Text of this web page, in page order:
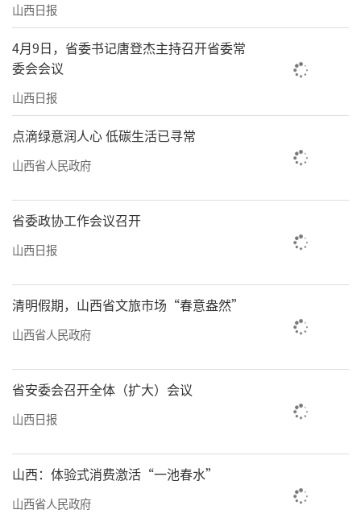
山西日报
4月9日，省委书记唐登杰主持召开省委常
委会会议
山西日报
点滴绿意润人心 低碳生活已寻常
山西省人民政府
省委政协工作会议召开
山西日报
清明假期，山西省文旅市场“春意盎然”
山西省人民政府
省安委会召开全体（扩大）会议
山西日报
山西：体验式消费激活“一池春水”
山西省人民政府